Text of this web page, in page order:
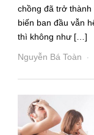
chồng đã trở
biến ban đầu vẫn
thì không như […]
Nguyễn Bá Toàn ·